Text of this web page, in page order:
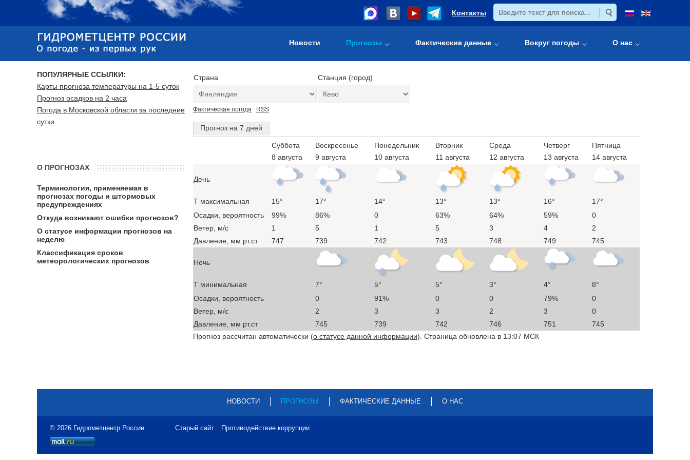
Контакты
Новости Прогнозы Фактические данные Вокруг погоды О нас
Страна Станция (город)
Фактическая погода RSS
Прогноз на 7 дней
Суббота
8 августа
Воскресенье
9 августа
Понедельник
10 августа
Вторник
11 августа
Среда
12 августа
Четверг
13 августа
Пятница
14 августа
День
T максимальная 15° 17° 14° 13° 13° 16°
17°
Осадки, вероятность
99% 86% 0 63% 64% 59%
0
Ветер, м/с
1 5 1 5 3 4
2
Давление, мм рт.ст
747 739 742 743 748 749 745
Ночь
T минимальная 7° 5° 5° 3° 4°
8°
Осадки, вероятность
0 91% 0 0 79%
0
Ветер, м/с
2 3 3 2 3
0
Давление, мм рт.ст
745 739 742 746 751
745
Прогноз рассчитан автоматически (о статусе данной информации). Страница обновлена в 13:07 МСК
ПОПУЛЯРНЫЕ ССЫЛКИ:
Карты прогноза температуры на 1-5 суток
Прогноз осадков на 2 часа
Погода в Московской области за последние
сутки
О ПРОГНОЗАХ
Терминология, применяемая в
прогнозах погоды и штормовых
предупреждениях
Откуда возникают ошибки прогнозов?
О статусе информации прогнозов на
неделю
Классификация сроков
метеорологических прогнозов
НОВОСТИ ПРОГНОЗЫ ФАКТИЧЕСКИЕ ДАННЫЕ О НАС
© 2026 Гидрометцентр России Старый сайт Противодействие коррупции